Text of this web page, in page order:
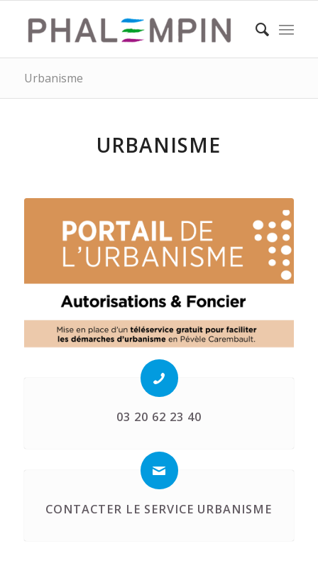
Urbanisme
URBANISME
03 20 62 23 40
CONTACTER LE SERVICE URBANISME